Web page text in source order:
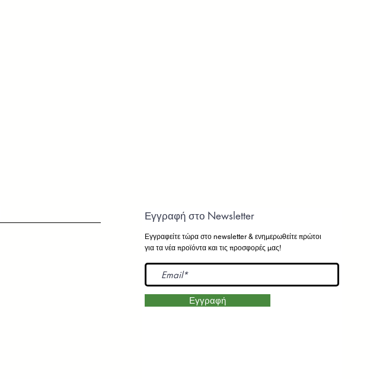
Εγγραφή στο Newsletter
Εγγραφείτε τώρα στο newsletter & ενημερωθείτε πρώτοι
για τα νέα προϊόντα και τις προσφορές μας!
Εγγραφή